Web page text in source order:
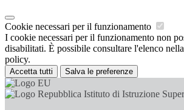
Cookie necessari per il funzionamento
I cookie necessari per il funzionamento non
disabilitati. È possibile consultare l'elenco
policy.
Accetta tutti Salva le preferenze
Istituto di Istruzione